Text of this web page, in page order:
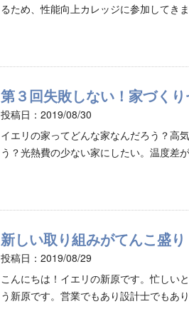
るため、性能向上カレッジに参加してき
では、お引き渡しの際に「性能報告書」
第３回失敗しない！家づくり
投稿日：2019/08/30
イエリの家ってどんな家なんだろう？高
う？光熱費の少ない家にしたい。温度差
エネ基準に対応した家づくりをしたいけ
新しい取り組みがてんこ盛り
投稿日：2019/08/29
こんにちは！イエリの新原です。忙しい
う新原です。営業でもあり設計士でもあ
督でもある私は時間配分が超下手くそな